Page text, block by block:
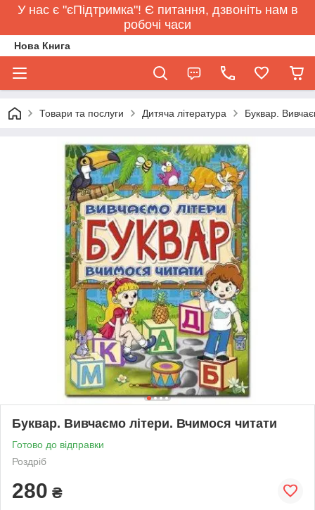
У нас є "єПідтримка"! Є питання, дзвоніть нам в
робочі часи
Нова Книга
Товари та послуги Дитяча література Буквар.
Буквар. Вивчаємо літери. Вчимося читати
Готово до відправки
Роздріб
280 ₴